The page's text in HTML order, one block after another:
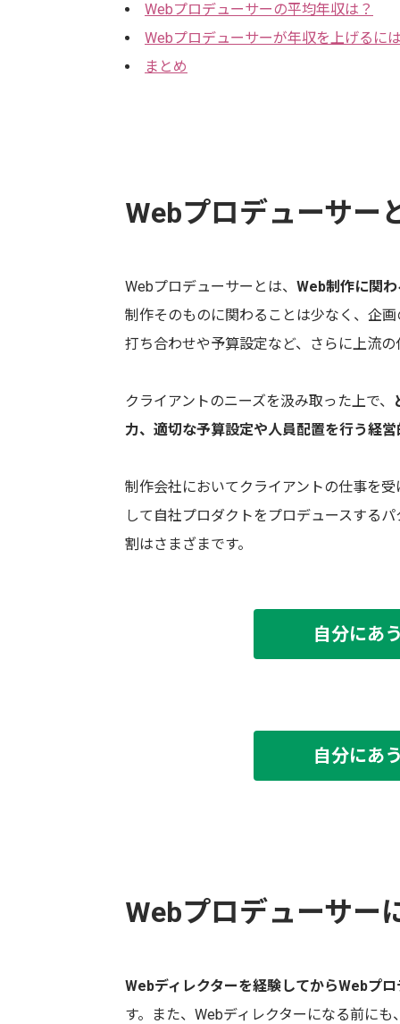
Webプロデューサーの平均年収は？
Webプロデューサーが年収を上げるに
まとめ
Webプロデューサー
Webプロデューサーとは、 Web制作に関
制作そのものに関わることは少なく、企
打ち合わせや予算設定など、さらに上流
クライアントのニーズを汲み取った上で、
力、適切な予算設定や人員配置を行う経
制作会社においてクライアントの仕事を
して自社プロダクトをプロデュースする
割はさまざまです。
自分にあ
自分にあ
Webプロデューサー
Webディレクターを経験してからWebプ
す。また、Webディレクターになる前に